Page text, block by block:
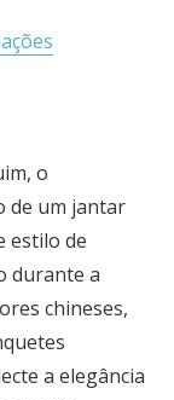
o
de um jantar
estilo de
durante a
chineses,
a elegância